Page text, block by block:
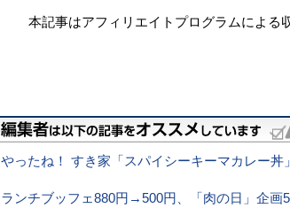
本記事はアフィリエイトプログラムによる
やったね！ すき家「スパイシーキーマカレー丼
ランチブッフェ880円→500円、「肉の日」企画